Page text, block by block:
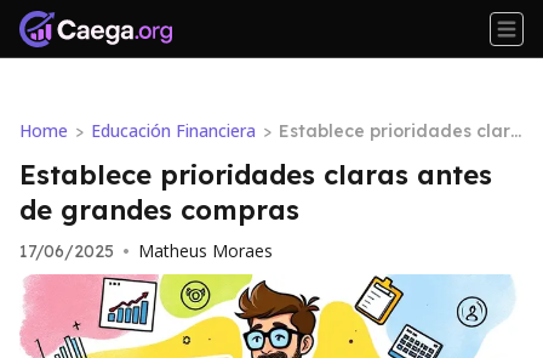
Home > Educación Financiera > Establece prioridades clara
s antes de grandes compra
s
Establece prioridades claras antes
de grandes compras
17/06/2025 • Matheus Moraes